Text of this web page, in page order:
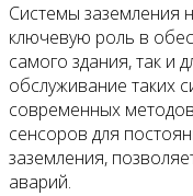
Системы заземления
ключевую роль в
самого здания, так и
обслуживание таких
современных
сенсоров для
заземления,
аварий.